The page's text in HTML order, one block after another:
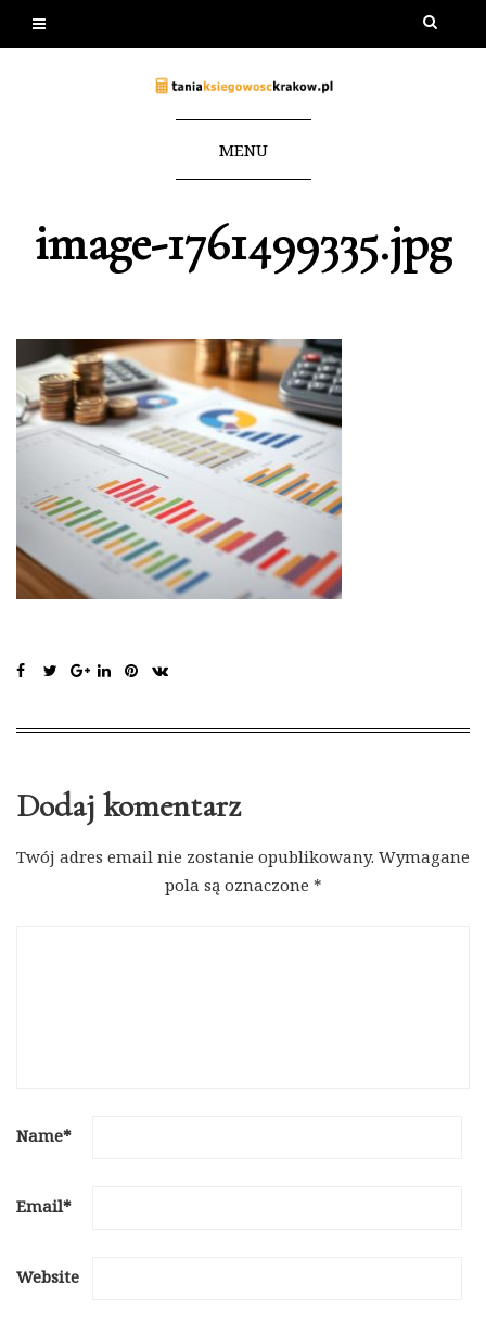
MENU
image-1761499335.jpg
Dodaj komentarz
Twój adres email nie zostanie opublikowany. Wymagane
pola są oznaczone *
Name*
Email*
Website